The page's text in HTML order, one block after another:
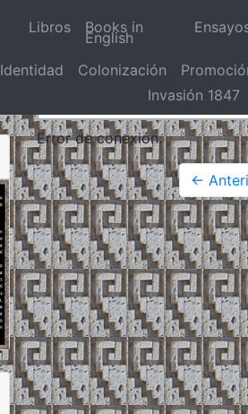
Libros Books in
English
Identidad Colonización
Invasión 1847
Error de conexión.
←